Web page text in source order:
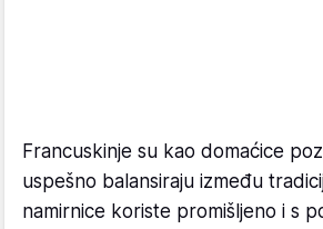
Francuskinje su kao domaćice
uspešno balansiraju između
namirnice koriste promišljeno i s